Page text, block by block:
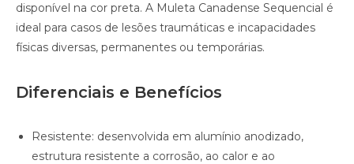
disponível na cor preta. A Muleta Canadense Sequencial é
ideal para casos de lesões traumáticas e incapacidades
físicas diversas, permanentes ou temporárias.
Diferenciais e Benefícios
Resistente: desenvolvida em alumínio anodizado,
estrutura resistente a corrosão, ao calor e ao